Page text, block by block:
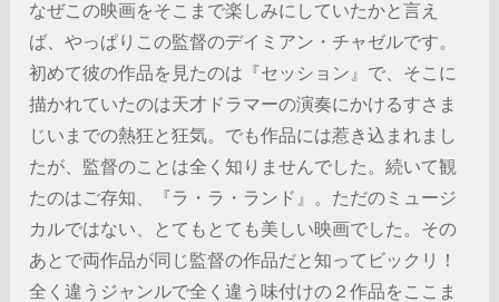
なぜこの映画をそこまで楽しみにしていたかと言え
ば、やっぱりこの監督のデイミアン・チャゼルです。
初めて彼の作品を見たのは『セッション』で、そこに
描かれていたのは天才ドラマーの演奏にかけるすさま
じいまでの熱狂と狂気。でも作品には惹き込まれまし
たが、監督のことは全く知りませんでした。続いて観
たのはご存知、『ラ・ラ・ランド』。ただのミュージ
カルではない、とてもとても美しい映画でした。その
あとで両作品が同じ監督の作品だと知ってビックリ！
全く違うジャンルで全く違う味付けの２作品をここま